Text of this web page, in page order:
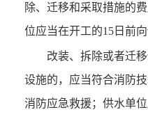
除、迁移和采取措施的
位应当在开工的15日前
改装、拆除或者迁
设施的，应当符合消防
消防应急救援；供水单